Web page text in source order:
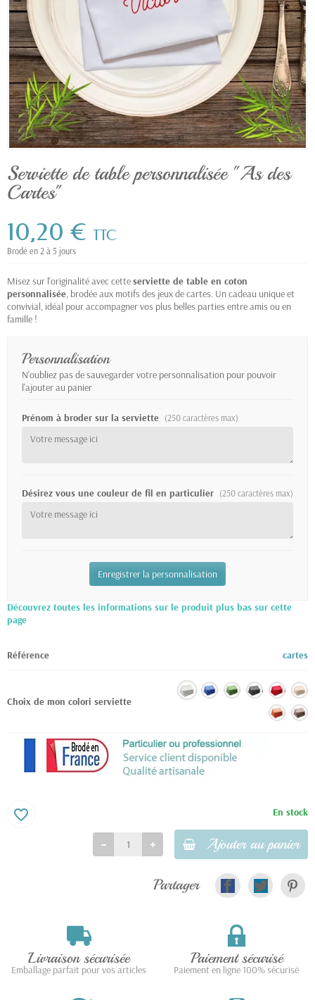
Serviette de table personnalisée "As des
Cartes"
10,20 € TTC
Brodé en 2 à 5 jours
Misez sur l'originalité avec cetteserviette de table en coton
personnalisée, brodée aux motifs des jeux de cartes. Un cadeau unique et
convivial, idéal pour accompagner vos plus belles parties entre amis ou en
famille !
Personnalisation
N'oubliez pas de sauvegarder votre personnalisation pour pouvoir
l'ajouter au panier
Prénom à broder sur la serviette (250 caractères max)
Désirez vous une couleur de fil en particulier (250 caractères max)
Enregistrer la personnalisation
Découvrez toutes les informations sur le produit plus bas sur cette
page
Référence cartes
Choix de mon colori serviette
En stock
Ajouter au panier
favorite_border
Partager
Livraison sécurisée
Emballage parfait pour vos articles
Paiement sécurisé
Paiement en ligne 100% sécurisé